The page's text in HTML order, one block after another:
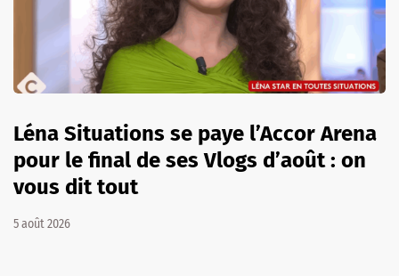
Léna Situations se paye l’Accor Arena
pour le final de ses Vlogs d’août : on
vous dit tout
5 août 2026